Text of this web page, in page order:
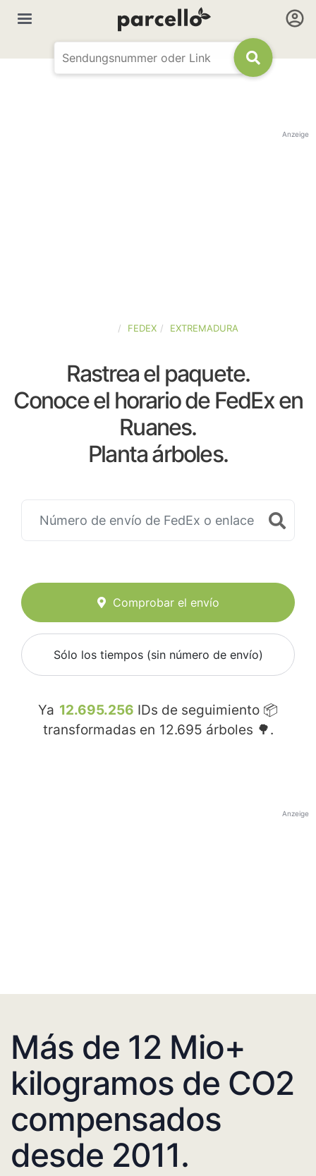
Anzeige
FEDEX EXTREMADURA
Rastrea el paquete.
Conoce el horario de FedEx en
Ruanes.
Planta árboles.
Comprobar el envío
Sólo los tiempos (sin número de envío)
Ya 12.695.256 IDs de seguimiento 📦
transformadas en 12.695 árboles 🌳.
Anzeige
Más de 12 Mio+
kilogramos de CO2
compensados
desde 2011.